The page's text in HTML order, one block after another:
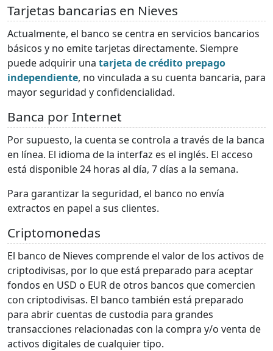
Tarjetas bancarias en Nieves
Actualmente, el banco se centra en servicios bancarios
básicos y no emite tarjetas directamente. Siempre
puede adquirir una tarjeta de crédito prepago
independiente, no vinculada a su cuenta bancaria, para
mayor seguridad y confidencialidad.
Banca por Internet
Por supuesto, la cuenta se controla a través de la banca
en línea. El idioma de la interfaz es el inglés. El acceso
está disponible 24 horas al día, 7 días a la semana.
Para garantizar la seguridad, el banco no envía
extractos en papel a sus clientes.
Criptomonedas
El banco de Nieves comprende el valor de los activos de
criptodivisas, por lo que está preparado para aceptar
fondos en USD o EUR de otros bancos que comercien
con criptodivisas. El banco también está preparado
para abrir cuentas de custodia para grandes
transacciones relacionadas con la compra y/o venta de
activos digitales de cualquier tipo.